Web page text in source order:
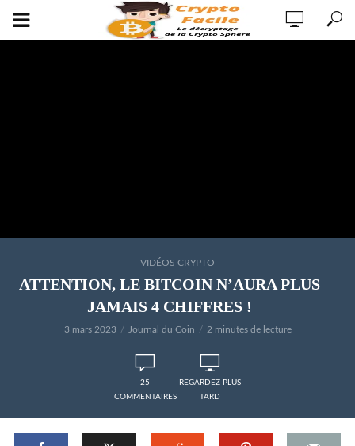
VIDÉOS CRYPTO
ATTENTION, LE BITCOIN N’AURA PLUS
JAMAIS 4 CHIFFRES !
3 mars 2023 Journal du Coin 2 minutes de lecture
25
COMMENTAIRES
REGARDEZ PLUS
TARD